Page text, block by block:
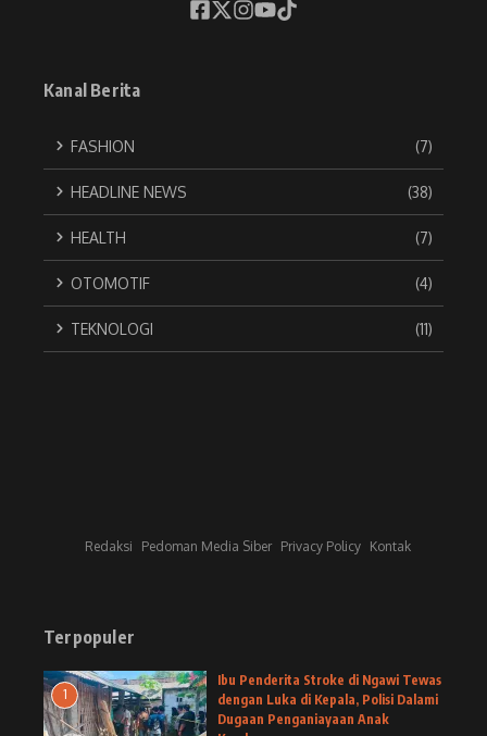
Kanal Berita
FASHION (7)
HEADLINE NEWS (38)
HEALTH (7)
OTOMOTIF (4)
TEKNOLOGI (11)
Redaksi Pedoman Media Siber Privacy Policy Kontak
Terpopuler
1
Ibu Penderita Stroke di Ngawi Tewas
dengan Luka di Kepala, Polisi Dalami
Dugaan Penganiayaan Anak